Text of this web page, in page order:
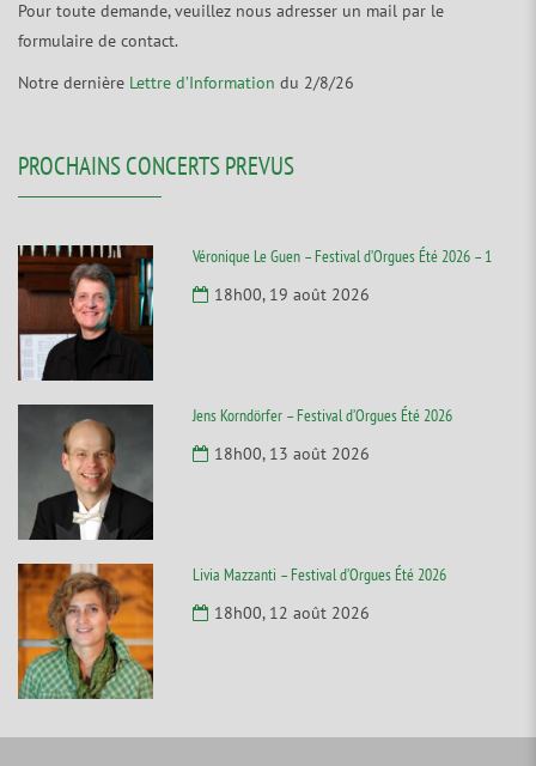
Pour toute demande, veuillez nous adresser un mail par le
formulaire de contact.
Notre dernière Lettre d’Information du 2/8/26
PROCHAINS CONCERTS PREVUS
Véronique Le Guen – Festival d’Orgues Été 2026 – 1
18h00, 19 août 2026
Jens Korndörfer – Festival d’Orgues Été 2026
18h00, 13 août 2026
Livia Mazzanti – Festival d’Orgues Été 2026
18h00, 12 août 2026